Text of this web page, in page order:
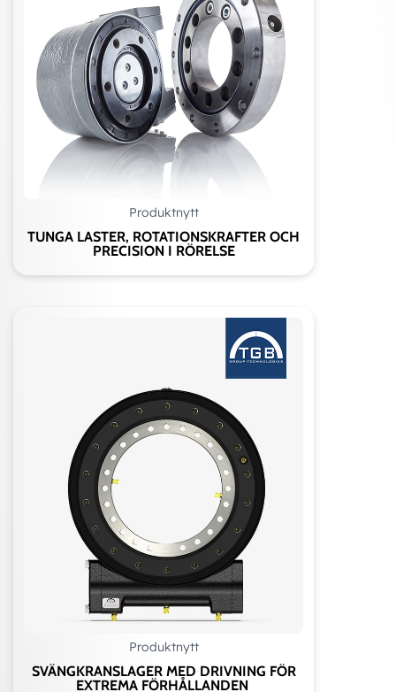
Produktnytt
TUNGA LASTER, ROTATIONSKRAFTER OCH
PRECISION I RÖRELSE
Produktnytt
SVÄNGKRANSLAGER MED DRIVNING FÖR
EXTREMA FÖRHÅLLANDEN